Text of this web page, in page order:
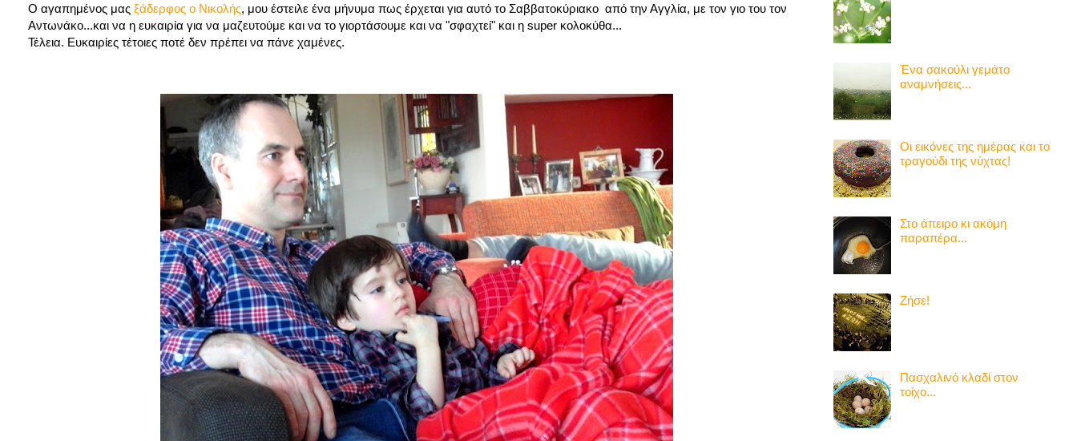
Ο αγαπημένος μας ξάδερφος ο Νικολής, μου έστειλε ένα μήνυμα πως έρχεται για αυτό το Σαββατοκύριακο από την Αγγλία, με τον γιο του τον
Αντωνάκο...και να η ευκαιρία για να μαζευτούμε και να το γιορτάσουμε και να "σφαχτεί" και η super κολοκύθα...
Τέλεια. Ευκαιρίες τέτοιες ποτέ δεν πρέπει να πάνε χαμένες.
Ένα σακούλι γεμάτο
αναμνήσεις...
Οι εικόνες της ημέρας και το
τραγούδι της νύχτας!
Στο άπειρο κι ακόμη
παραπέρα...
Ζήσε!
Πασχαλινό κλαδί στον
τοίχο...